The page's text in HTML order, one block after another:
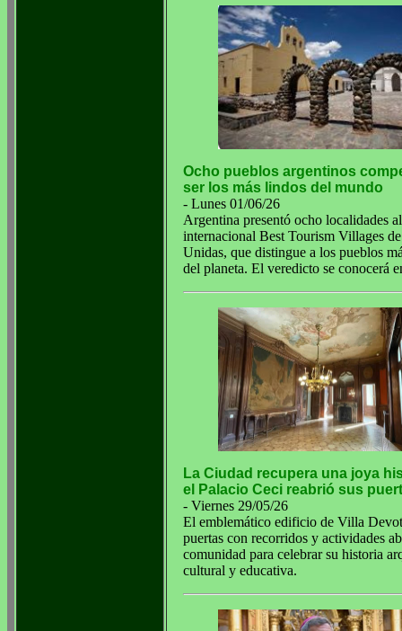
Ocho pueblos argentinos
ser los más lindos del mundo
- Lunes 01/06/26
Argentina presentó ocho localidades
internacional Best Tourism Villages
Unidas, que distingue a los pueblos
del planeta. El veredicto se conocerá
La Ciudad recupera una joya
el Palacio Ceci reabrió sus
- Viernes 29/05/26
El emblemático edificio de Villa
puertas con recorridos y actividades
comunidad para celebrar su historia
cultural y educativa.